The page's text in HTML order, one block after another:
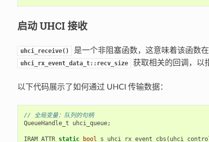
启动 UHCI 接收
uhci_receive() 是一个非阻塞函数，这意味着该函数
uhci_rx_event_data_t::recv_size 获取相关的回调，以
以下代码展示了如何通过 UHCI 传输数据：
// 全局变量：队列的句柄
QueueHandle_t
uhci_queue;
IRAM_ATTR static bool s_uhci_rx_event_cbs (